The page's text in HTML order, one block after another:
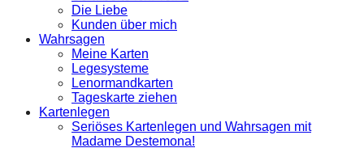
Die Liebe
Kunden über mich
Wahrsagen
Meine Karten
Legesysteme
Lenormandkarten
Tageskarte ziehen
Kartenlegen
Seriöses Kartenlegen und Wahrsagen mit
Madame Destemona!